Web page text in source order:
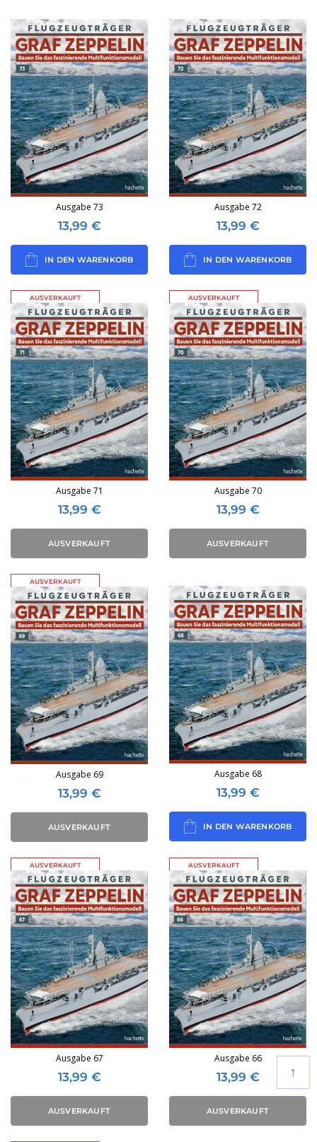
Ausgabe 73
13,99 €
IN DEN WARENKORB
Ausgabe 72
13,99 €
IN DEN WARENKORB
AUSVERKAUFT
Ausgabe 71
13,99 €
AUSVERKAUFT
AUSVERKAUFT
Ausgabe 70
13,99 €
AUSVERKAUFT
AUSVERKAUFT
Ausgabe 69
13,99 €
AUSVERKAUFT
Ausgabe 68
13,99 €
IN DEN WARENKORB
AUSVERKAUFT
Ausgabe 67
13,99 €
AUSVERKAUFT
AUSVERKAUFT
Ausgabe 66
13,99 €
AUSVERKAUFT
↑